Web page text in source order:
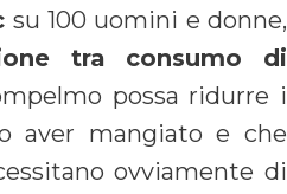
su 100 uomini e donne,
tra consumo di
possa ridurre i
aver mangiato e che
ovviamente di